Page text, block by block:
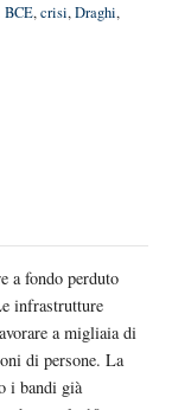
BCE,crisi,Draghi,
a fondo perduto
infrastrutture
a migliaia di
di persone. La
i bandi già